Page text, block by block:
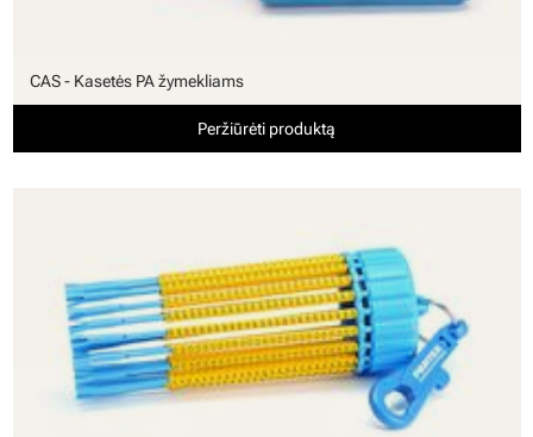
CAS - Kasetės PA žymekliams
Peržiūrėti produktą